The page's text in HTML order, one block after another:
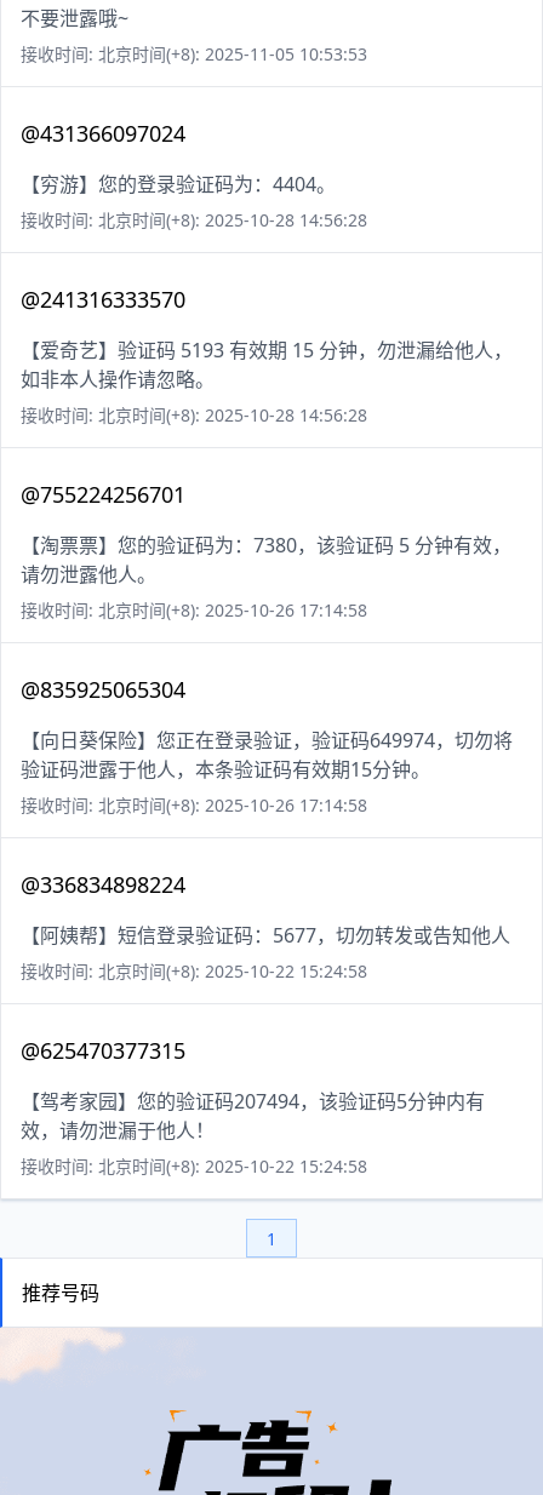
不要泄露哦~
接收时间: 北京时间(+8): 2025-11-05 10:53:53
@431366097024
【穷游】您的登录验证码为：4404。
接收时间: 北京时间(+8): 2025-10-28 14:56:28
@241316333570
【爱奇艺】验证码 5193 有效期 15 分钟，勿泄漏给他人，
如非本人操作请忽略。
接收时间: 北京时间(+8): 2025-10-28 14:56:28
@755224256701
【淘票票】您的验证码为：7380，该验证码 5 分钟有效，
请勿泄露他人。
接收时间: 北京时间(+8): 2025-10-26 17:14:58
@835925065304
【向日葵保险】您正在登录验证，验证码649974，切勿将
验证码泄露于他人，本条验证码有效期15分钟。
接收时间: 北京时间(+8): 2025-10-26 17:14:58
@336834898224
【阿姨帮】短信登录验证码：5677，切勿转发或告知他人
接收时间: 北京时间(+8): 2025-10-22 15:24:58
@625470377315
【驾考家园】您的验证码207494，该验证码5分钟内有
效，请勿泄漏于他人！
接收时间: 北京时间(+8): 2025-10-22 15:24:58
1
推荐号码